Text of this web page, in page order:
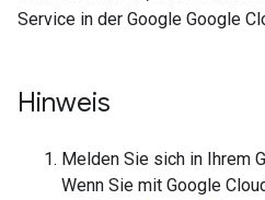
Service in der Google Google
Hinweis
Melden Sie sich in Ihrem
Wenn Sie mit Google